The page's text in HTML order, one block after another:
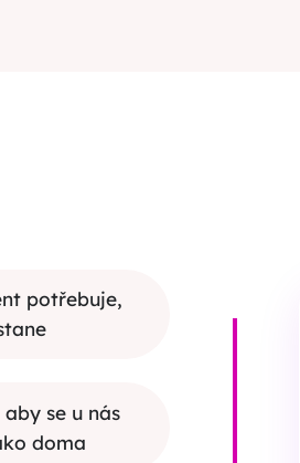
potřebuje,
aby se u nás
doma